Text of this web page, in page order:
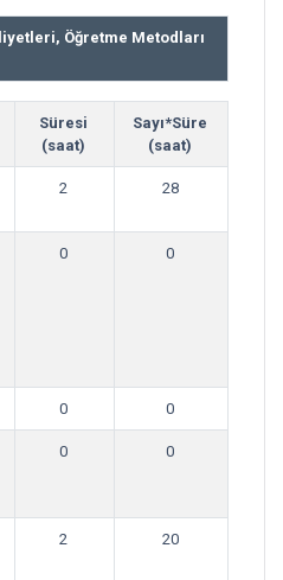
Öğretme Metodları
Süresi
(saat)
Sayı*Süre
(saat)
2 28
0 0
0 0
0 0
2 20